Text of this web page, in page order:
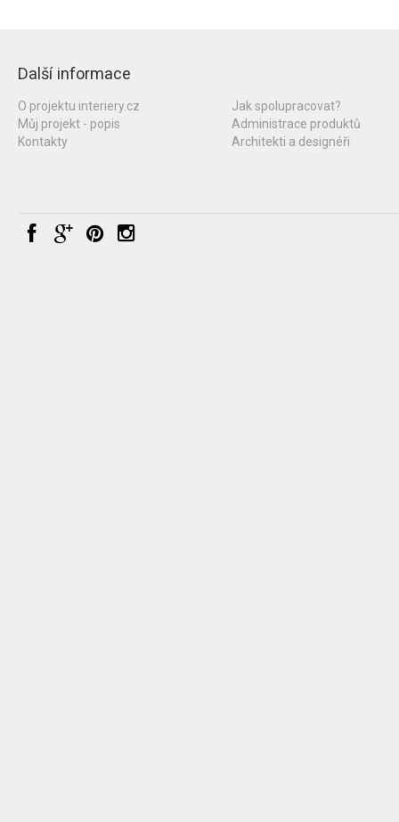
Další informace
O projektu interiery.cz
Můj projekt - popis
Kontakty
Jak spolupracovat?
Administrace produktů
Architekti a designéři